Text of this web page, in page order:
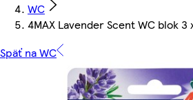
WC
4MAX Lavender Scent WC blok 3
Späť na WC